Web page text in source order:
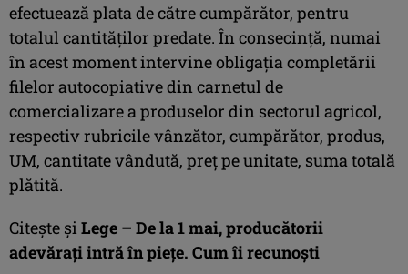
efectuează plata de către cumpărător, pentru
totalul cantităților predate. În consecinţă, numai
în acest moment intervine obligația completării
filelor autocopiative din carnetul de
comercializare a produselor din sectorul agricol,
respectiv rubricile vânzător, cumpărător, produs,
UM, cantitate vândută, preț pe unitate, suma totală
plătită.
Citeşte şiLege – De la 1 mai, producătorii
adevăraţi intră în pieţe. Cum îi recunoşti